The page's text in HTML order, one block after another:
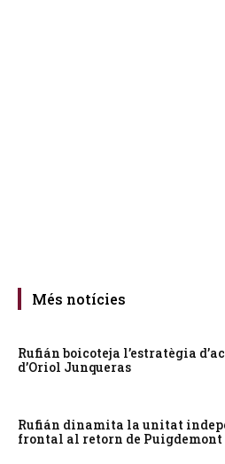
Més notícies
Rufián boicoteja l’estratègia
d’Oriol Junqueras
Rufián dinamita la unitat
frontal al retorn de Puigdemont